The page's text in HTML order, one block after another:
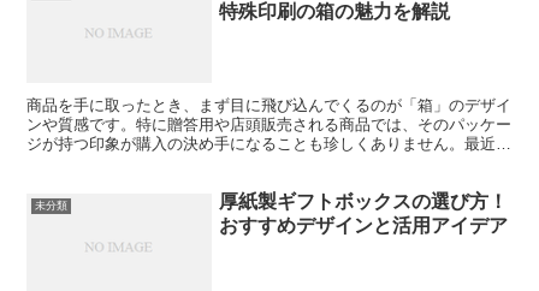
特殊印刷の箱の魅力を解説
商品を手に取ったとき、まず目に飛び込んでくるのが「箱」のデザイ
ンや質感です。特に贈答用や店頭販売される商品では、そのパッケー
ジが持つ印象が購入の決め手になることも珍しくありません。最近で
未分類
厚紙製ギフトボックスの選び方！
おすすめデザインと活用アイデア